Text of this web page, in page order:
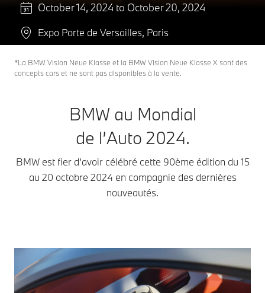
October 14, 2024 to October 20, 2024
Expo Porte de Versailles, Paris
*La BMW Vision Neue Klasse et la BMW Vision Neue Klasse X sont des
concepts cars et ne sont pas disponibles à la vente.
BMW au Mondial
de l’Auto 2024.
BMW est fier d’avoir célébré cette 90ème édition du 15
au 20 octobre 2024 en compagnie des dernières
nouveautés.